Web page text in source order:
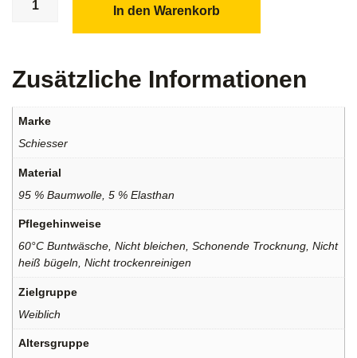
In den Warenkorb
Zusätzliche Informationen
Marke
Schiesser
Material
95 % Baumwolle, 5 % Elasthan
Pflegehinweise
60°C Buntwäsche, Nicht bleichen, Schonende Trocknung, Nicht
heiß bügeln, Nicht trockenreinigen
Zielgruppe
Weiblich
Altersgruppe